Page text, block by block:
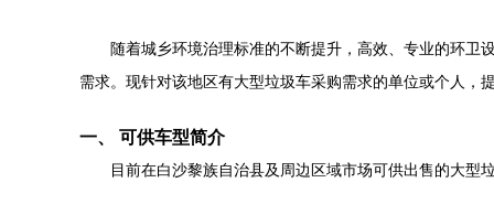
随着城乡环境治理标准的不断提升，高效、专业的环卫
需求。现针对该地区有大型垃圾车采购需求的单位或个人，
一、 可供车型简介
目前在白沙黎族自治县及周边区域市场可供出售的大型